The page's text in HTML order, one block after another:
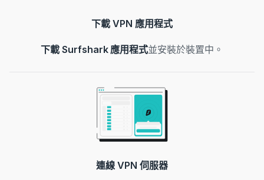
下載 VPN 應用程式
下載 Surfshark 應用程式並安裝於裝置中。
連線 VPN 伺服器